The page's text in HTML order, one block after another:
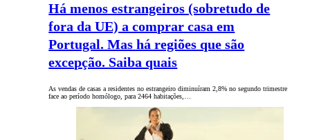
Há menos estrangeiros (sobretudo de
fora da UE) a comprar casa em
Portugal. Mas há regiões que são
excepção. Saiba quais
As vendas de casas a residentes no estrangeiro diminuíram 2,8% no segundo trimestre
face ao período homólogo, para 2464 habitações,…